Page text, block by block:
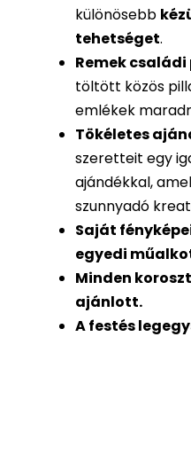
különösebb
tehetséget.
Remek
töltött közös
emlékek
Tökéletes
szeretteit egy
ajándékkal,
szunnyadó
Saját
egyedi
Minden
ajánlott.
A festés